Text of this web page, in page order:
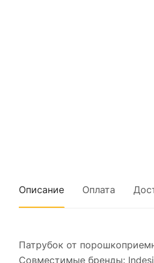
Описание Оплата
Патрубок от
Совместимые бренды: